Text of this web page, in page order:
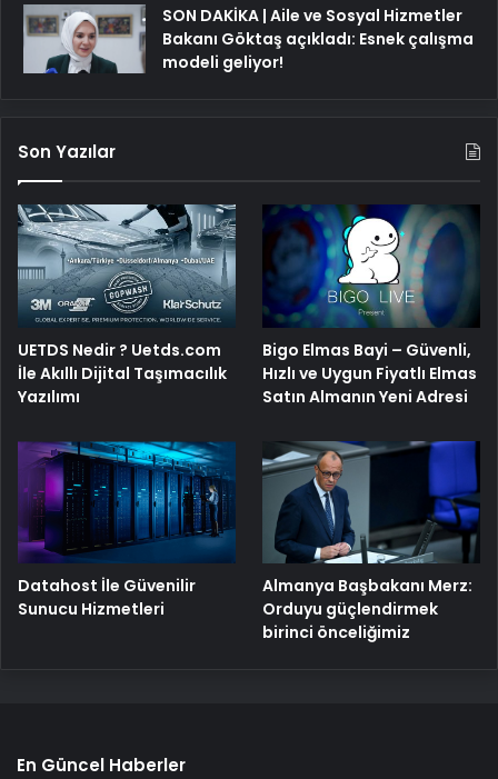
SON DAKİKA | Aile ve Sosyal Hizmetler
Bakanı Göktaş açıkladı: Esnek çalışma
modeli geliyor!
Son Yazılar
UETDS Nedir ? Uetds.com
İle Akıllı Dijital Taşımacılık
Yazılımı
Bigo Elmas Bayi – Güvenli,
Hızlı ve Uygun Fiyatlı Elmas
Satın Almanın Yeni Adresi
Datahost İle Güvenilir
Sunucu Hizmetleri
Almanya Başbakanı Merz:
Orduyu güçlendirmek
birinci önceliğimiz
En Güncel Haberler